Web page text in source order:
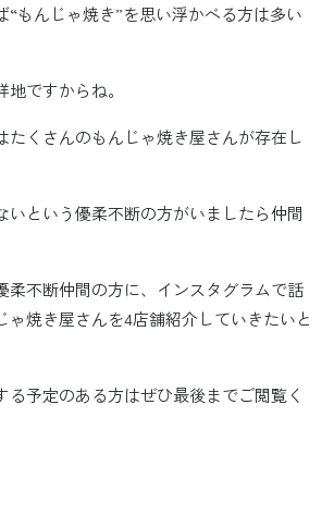
“もんじゃ焼き”を思い浮かべる方は多い
ですからね。
たくさんのもんじゃ焼き屋さんが存在し
いという優柔不断の方がいましたら仲間
柔不断仲間の方に、インスタグラムで話
ゃ焼き屋さんを4店舗紹介していきたいと
る予定のある方はぜひ最後までご閲覧く